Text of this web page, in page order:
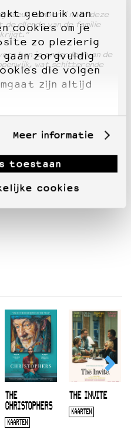
gebruik van
cookies om je
zo plezierig
gaan zorgvuldig
die volgen
zijn altijd
Meer informatie
toestaan
cookies
Lamberti naar deze
ellende van de familie
ben je onderdeel van de
wat schitterende
THE
CHRISTOPHERS
KAARTEN
THE INVITE
KAARTEN